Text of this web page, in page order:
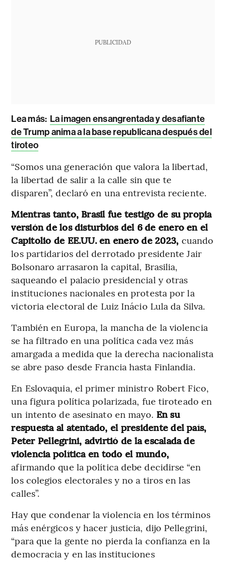
PUBLICIDAD
Lea más: La imagen ensangrentada y desafiante
de Trump anima a la base republicana después del
tiroteo
“Somos una generación que valora la libertad,
la libertad de salir a la calle sin que te
disparen”, declaró en una entrevista reciente.
Mientras tanto, Brasil fue testigo de su propia
versión de los disturbios del 6 de enero en el
Capitolio de EE.UU. en enero de 2023, cuando
los partidarios del derrotado presidente Jair
Bolsonaro arrasaron la capital, Brasilia,
saqueando el palacio presidencial y otras
instituciones nacionales en protesta por la
victoria electoral de Luiz Inácio Lula da Silva.
También en Europa, la mancha de la violencia
se ha filtrado en una política cada vez más
amargada a medida que la derecha nacionalista
se abre paso desde Francia hasta Finlandia.
En Eslovaquia, el primer ministro Robert Fico,
una figura política polarizada, fue tiroteado en
un intento de asesinato en mayo. En su
respuesta al atentado, el presidente del país,
Peter Pellegrini, advirtió de la escalada de
violencia política en todo el mundo,
afirmando que la política debe decidirse “en
los colegios electorales y no a tiros en las
calles”.
Hay que condenar la violencia en los términos
más enérgicos y hacer justicia, dijo Pellegrini,
“para que la gente no pierda la confianza en la
democracia y en las instituciones